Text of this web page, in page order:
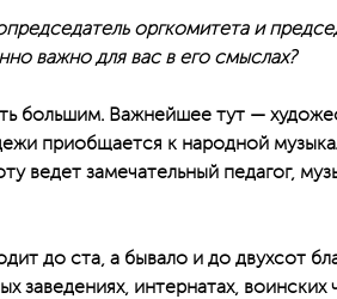
оргкомитета и
важно для вас в его смыслах?
большим. Важнейшее тут —
приобщается к народной
ведет замечательный педагог,
до ста, а бывало и до двухсот
заведениях, интернатах, воинских